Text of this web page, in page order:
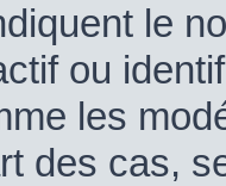
le
ou
les
des cas,